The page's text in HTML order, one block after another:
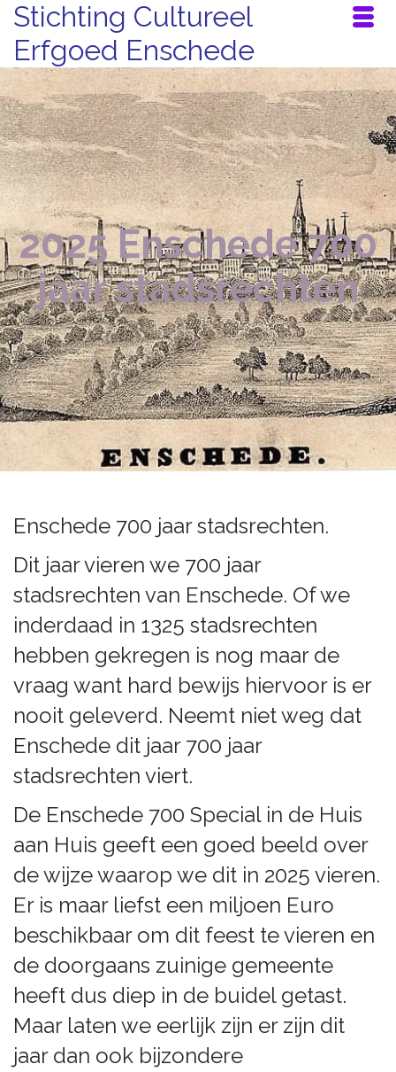
Stichting Cultureel
Erfgoed Enschede
2025 Enschede 700
jaar stadsrechten
Enschede 700 jaar stadsrechten.
Dit jaar vieren we 700 jaar
stadsrechten van Enschede. Of we
inderdaad in 1325 stadsrechten
hebben gekregen is nog maar de
vraag want hard bewijs hiervoor is er
nooit geleverd. Neemt niet weg dat
Enschede dit jaar 700 jaar
stadsrechten viert.
De Enschede 700 Special in de Huis
aan Huis geeft een goed beeld over
de wijze waarop we dit in 2025 vieren.
Er is maar liefst een miljoen Euro
beschikbaar om dit feest te vieren en
de doorgaans zuinige gemeente
heeft dus diep in de buidel getast.
Maar laten we eerlijk zijn er zijn dit
jaar dan ook bijzondere